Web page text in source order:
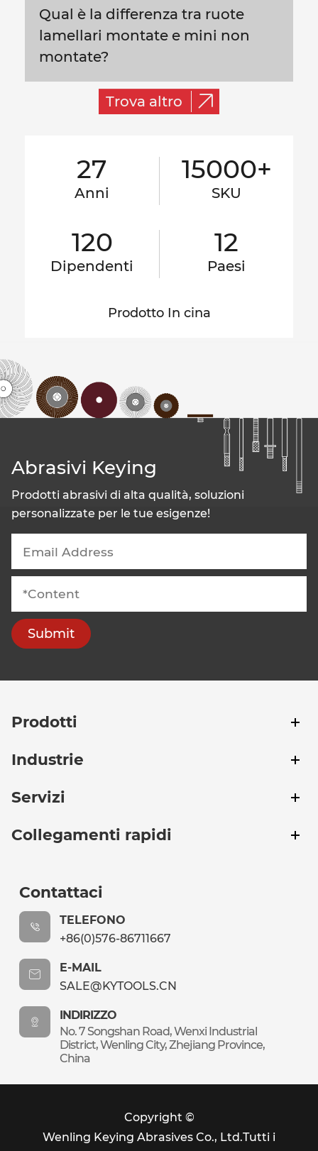
27
Anni
15000+
SKU
120
Dipendenti
12
Paesi
Prodotto In cina
Qual è la differenza tra ruote
lamellari montate e mini non
montate?
Trova altro
Abrasivi Keying
Prodotti abrasivi di alta qualità, soluzioni
personalizzate per le tue esigenze!
Submit
Prodotti
Industrie
Servizi
Collegamenti rapidi
Contattaci
TELEFONO
+86(0)576-86711667
E-MAIL
SALE@KYTOOLS.CN
INDIRIZZO
No. 7 Songshan Road, Wenxi Industrial
District, Wenling City, Zhejiang Province,
China
Copyright ©
Wenling Keying Abrasives Co., Ltd.Tutti i